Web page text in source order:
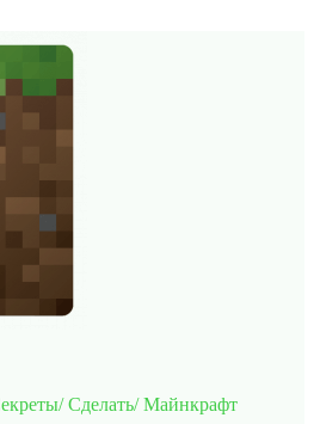
Сделать/ Майнкрафт